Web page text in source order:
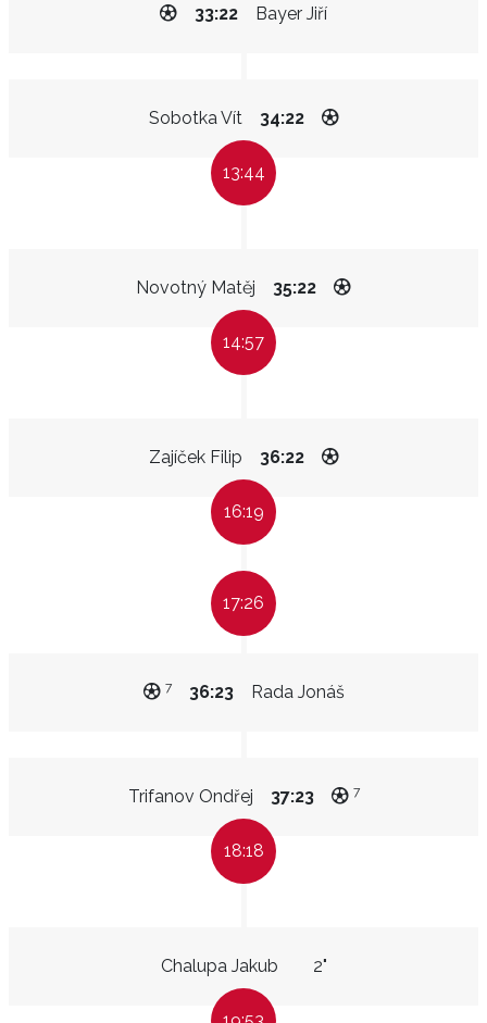
Bayer Jiří
33:22
Sobotka Vít 34:22
13:44
Novotný Matěj 35:22
14:57
Zajíček Filip 36:22
16:19
17:26
Rada Jonáš
36:23
7
Trifanov Ondřej 37:23 7
18:18
Chalupa Jakub 2"